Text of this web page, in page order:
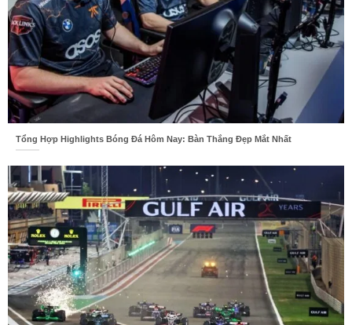
Tổng Hợp Highlights Bóng Đá Hôm Nay: Bàn Thắng Đẹp Mắt Nhất